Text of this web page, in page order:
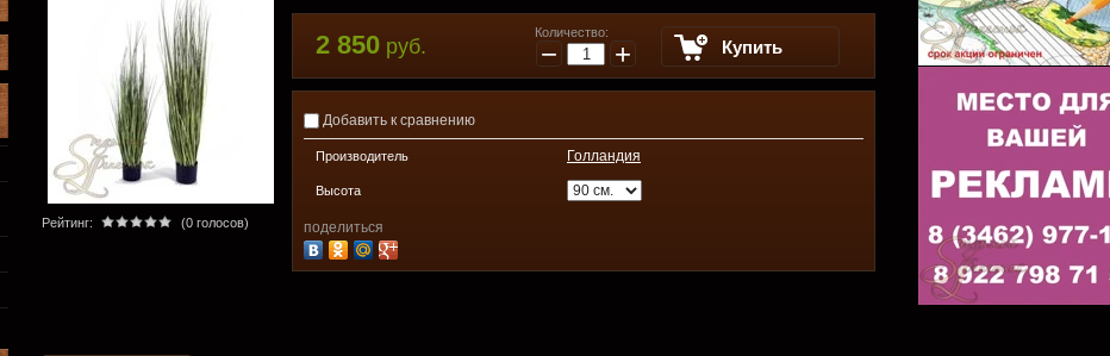
Рейтинг: (0 голосов)
2 850 руб.
Количество:
− + Купить
Добавить к сравнению
Производитель Голландия
Высота
поделиться